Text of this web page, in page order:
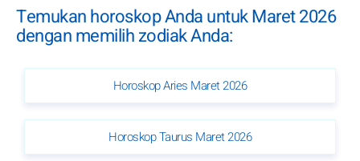
Temukan horoskop Anda untuk Maret 2026
dengan memilih zodiak Anda:
Horoskop Aries Maret 2026
Horoskop Taurus Maret 2026